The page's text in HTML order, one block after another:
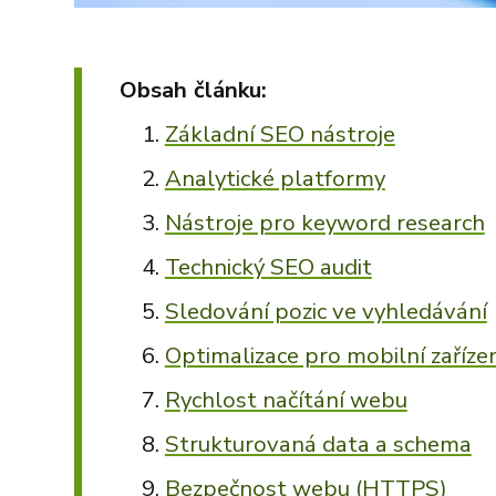
Obsah článku:
Základní SEO nástroje
Analytické platformy
Nástroje pro keyword research
Technický SEO audit
Sledování pozic ve vyhledávání
Optimalizace pro mobilní
Rychlost načítání webu
Strukturovaná data a schema
Bezpečnost webu (HTTPS)